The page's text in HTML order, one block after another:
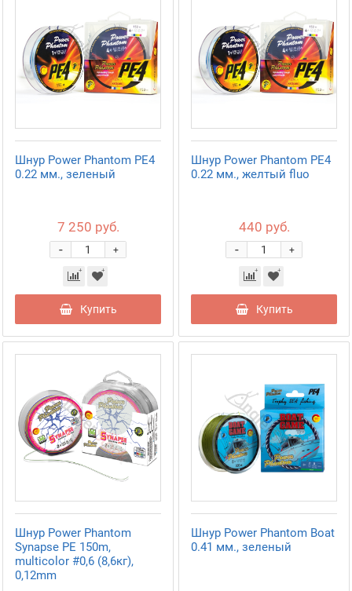
Шнур Power Phantom PE4
0.22 мм., зеленый
7 250 руб.
+
-
Купить
Шнур Power Phantom PE4
0.22 мм., желтый fluo
440 руб.
+
-
Купить
Шнур Power Phantom
Synapse PE 150m,
multicolor #0,6 (8,6кг),
0,12mm
Шнур Power Phantom Boat
0.41 мм., зеленый